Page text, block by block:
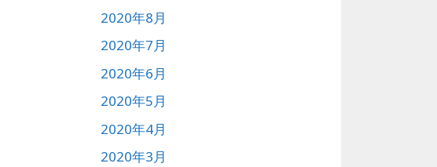
2020年8月
2020年7月
2020年6月
2020年5月
2020年4月
2020年3月